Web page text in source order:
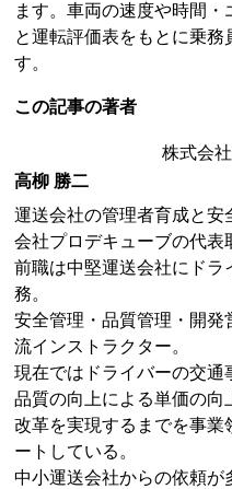
ます。車両の速度や時間
と運転評価表をもとに乗務
す。
この記事の著者
株式会
高柳 勝二
運送会社の管理者育成と
会社プロデキューブの代表
前職は中堅運送会社にド
務。
安全管理・品質管理・開発
流インストラクター。
現在ではドライバーの交通
品質の向上による単価の
改革を実現するまでを事業
ートしている。
中小運送会社からの依頼が